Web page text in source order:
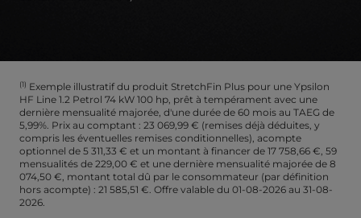
(1) Exemple illustratif du produit StretchFin Plus pour une Ypsilon
HF Line 1.2 Petrol 74 kW 100 hp, prêt à tempérament avec une
dernière mensualité majorée, d'une durée de 60 mois au TAEG de
5,99%. Prix au comptant : 23 069,99 € (remises déjà déduites, y
compris les éventuelles remises conditionnelles), acompte
optionnel de 5 311,33 € et un montant à financer de 17 758,66 €, 59
mensualités de 229,00 € et une dernière mensualité majorée de 8
074,50 €, montant total dû par le consommateur (par définition
hors acompte) : 21 585,51 €. Offre valable du 01-08-2026 au 31-08-
2026.